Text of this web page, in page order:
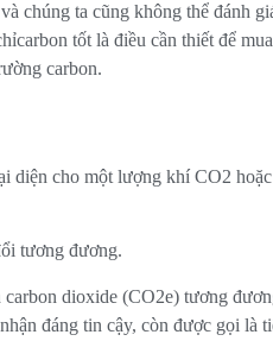
chúng ta cũng không thể đánh
tốt là điều cần thiết để
carbon.
diện cho một lượng khí CO2
tương đương.
carbon dioxide (CO2e) tương
đáng tin cậy, còn được gọi là